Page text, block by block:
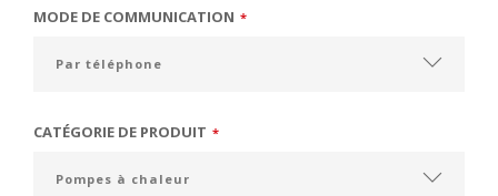
MODE DE COMMUNICATION *
CATÉGORIE DE PRODUIT *